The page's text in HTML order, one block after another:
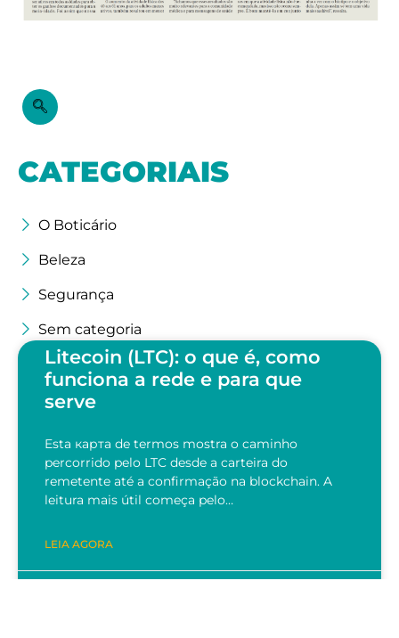
CATEGORIAIS
O Boticário
Beleza
Segurança
Sem categoria
Litecoin (LTC): o que é, como
funciona a rede e para que
serve
Esta карта de termos mostra o caminho
percorrido pelo LTC desde a carteira do
remetente até a confirmação na blockchain. A
leitura mais útil começa pelo…
LEIA AGORA